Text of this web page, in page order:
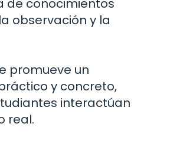
de conocimientos
observación y la
promueve un
y concreto,
interactúan
real.